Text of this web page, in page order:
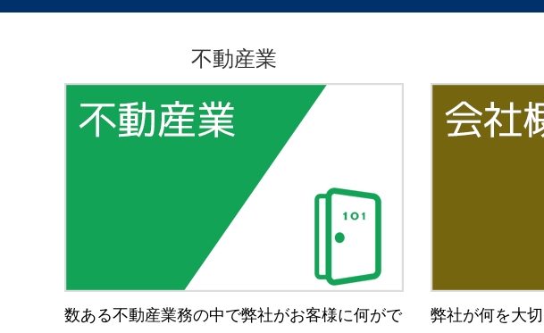
不動産業
数ある不動産業務の中で弊社がお客様に何がで 弊社が何を大